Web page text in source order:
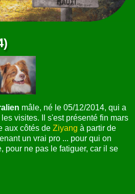
mâle, né le 05/12/2014, qui a
visites. Il s'est présenté fin mars
aux côtés de Ziyang à partir de
un vrai pro ... pour qui on
pour ne pas le fatiguer, car il se